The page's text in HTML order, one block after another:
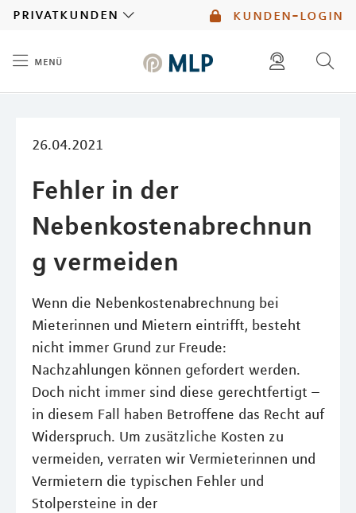
kunden-login
privatkunden
menü
26.04.2021
Fehler in der
Nebenkostenabrechnun
g vermeiden
Wenn die Nebenkostenabrechnung bei
Mieterinnen und Mietern eintrifft, besteht
nicht immer Grund zur Freude:
Nachzahlungen können gefordert werden.
Doch nicht immer sind diese gerechtfertigt –
in diesem Fall haben Betroffene das Recht auf
Widerspruch. Um zusätzliche Kosten zu
vermeiden, verraten wir Vermieterinnen und
Vermietern die typischen Fehler und
Stolpersteine in der